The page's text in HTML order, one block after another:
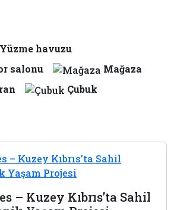
Yüzme havuzu
salonu
Mağaza
Çubuk
– Kuzey Kıbrıs’ta Sahil